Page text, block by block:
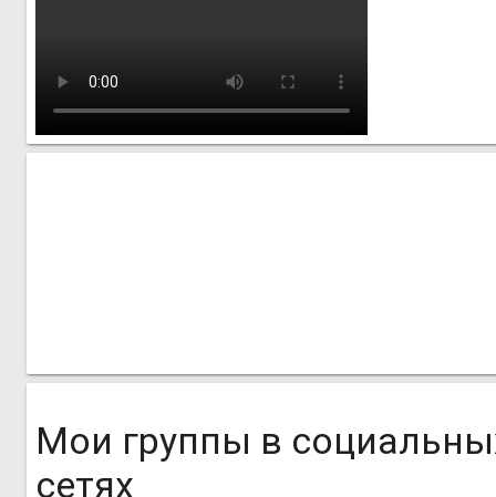
Мои группы в
сетях